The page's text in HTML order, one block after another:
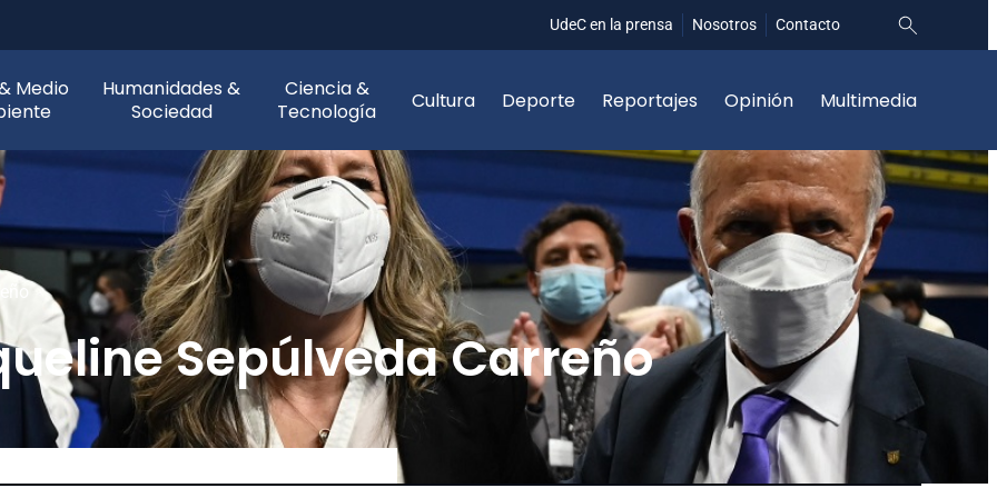
UdeC en la prensa Nosotros Contacto
Medio
Humanidades &
Sociedad
Ciencia &
Tecnología
Cultura Deporte Reportajes Opinión Multimedia
Sepúlveda Carreño